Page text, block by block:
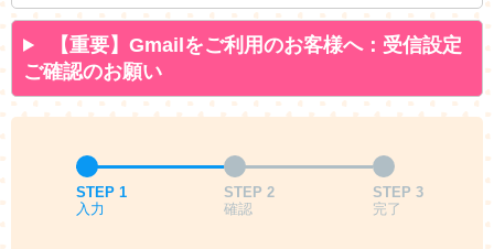
【重要】Gmailをご利用のお客様へ：受信設定
ご確認のお願い
STEP 1
入力
STEP 2
確認
STEP 3
完了